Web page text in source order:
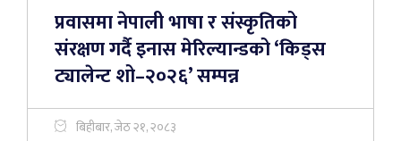
प्रवासमा नेपाली भाषा र संस्कृतिको
संरक्षण गर्दै इनास मेरिल्यान्डको ‘किड्स
ट्यालेन्ट शो–२०२६’ सम्पन्न
बिहीबार, जेठ २१, २०८३